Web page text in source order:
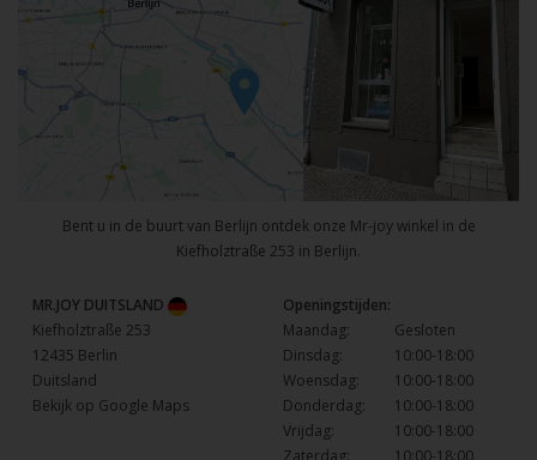
Bent u in de buurt van Berlijn ontdek onze Mr-joy winkel in de
Kiefholztraße 253 in Berlijn.
MR.JOY DUITSLAND
Kiefholztraße 253
12435 Berlin
Duitsland
Bekijk op Google Maps
Openingstijden:
Maandag:
Gesloten
Dinsdag:
10:00-18:00
Woensdag:
10:00-18:00
Donderdag:
10:00-18:00
Vrijdag:
10:00-18:00
Zaterdag:
10:00-18:00